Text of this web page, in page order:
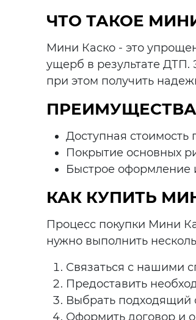
ЧТО ТАКОЕ
Мини Каско - это
ущерб в результате ДТП.
при этом получить
Доступная
Покрытие основных
Быстрое оформление
КАК КУПИТЬ
Процесс покупки Мини
нужно выполнить
Связаться с нашими
Предоставить
Выбрать подходящий
Оформить договор и